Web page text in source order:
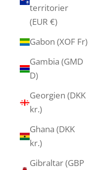
territorier
(EUR €)
Gabon (XOF Fr)
Gambia (GMD
D)
Georgien (DKK
kr.)
Ghana (DKK
kr.)
Gibraltar (GBP